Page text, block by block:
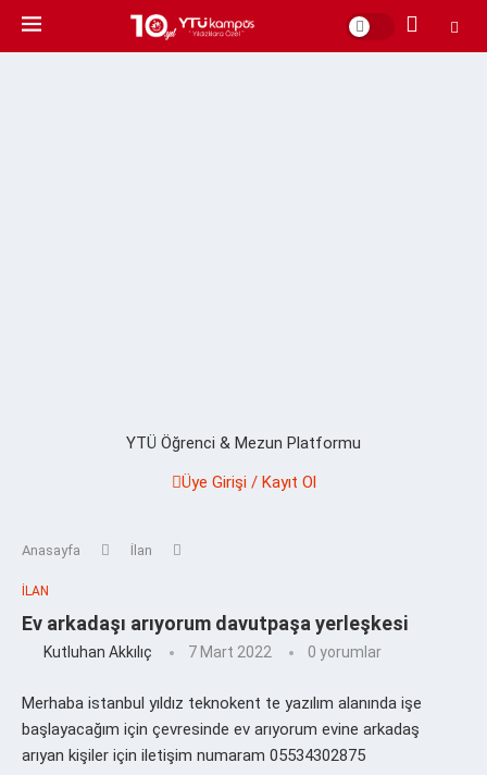
YTÜ Öğrenci & Mezun Platformu
Üye Girişi / Kayıt Ol
Anasayfa İlan
İLAN
Ev arkadaşı arıyorum davutpaşa yerleşkesi
Kutluhan Akkılıç 7 Mart 2022 0 yorumlar
Merhaba istanbul yıldız teknokent te yazılım alanında işe
başlayacağım için çevresinde ev arıyorum evine arkadaş
arıyan kişiler için iletişim numaram 05534302875